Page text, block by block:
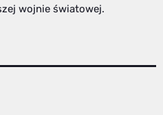
wojnie światowej.